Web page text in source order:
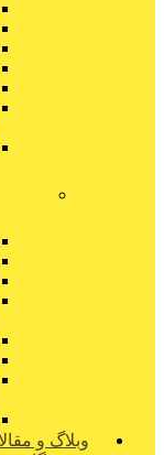
وبلاگ و